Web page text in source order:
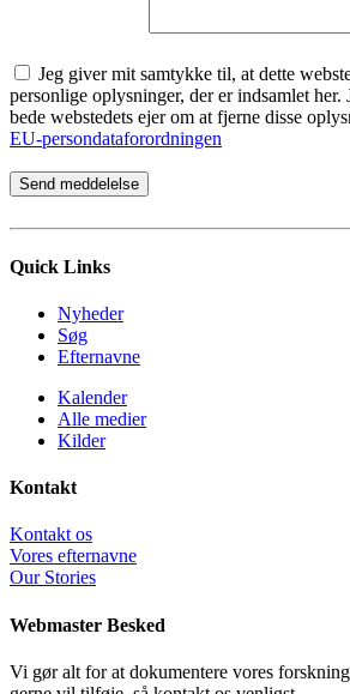
Jeg giver mit samtykke til, at dette
personlige oplysninger, der er indsamlet her.
bede webstedets ejer om at fjerne disse
EU-persondataforordningen
Quick Links
Nyheder
Søg
Efternavne
Kalender
Alle medier
Kilder
Kontakt
Kontakt os
Vores efternavne
Our Stories
Webmaster Besked
Vi gør alt for at dokumentere vores